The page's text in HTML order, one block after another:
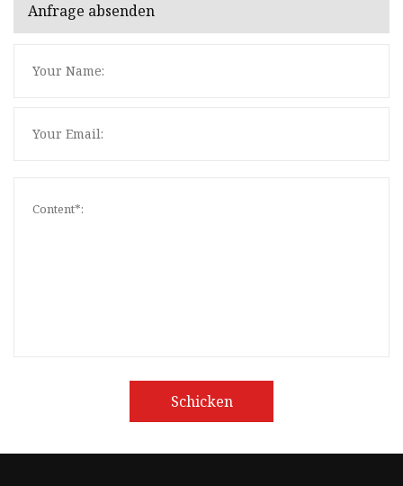
Anfrage absenden
Schicken